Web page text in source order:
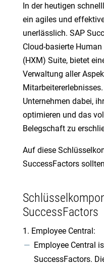
In der heutigen
ein agiles und
unerlässlich. SAP
Cloud-basierte
(HXM) Suite, bietet
Verwaltung aller
Unternehmen dabei,
optimieren und das
Belegschaft zu
Auf diese
SuccessFactors
SuccessFactors
Employee Central:
Employee Central
SuccessFactors.